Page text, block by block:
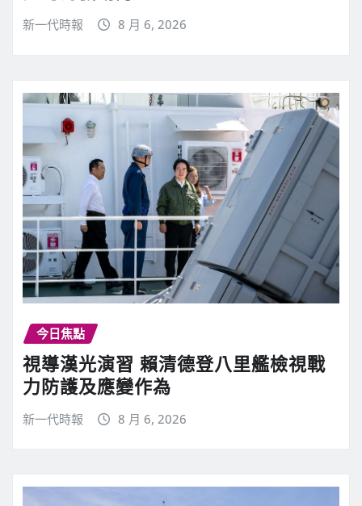
新一代時報 8 月 6, 2026
今日焦點
視導漢光演習 賴清德登八里艦檢視戰
力防護及應變作為
新一代時報 8 月 6, 2026